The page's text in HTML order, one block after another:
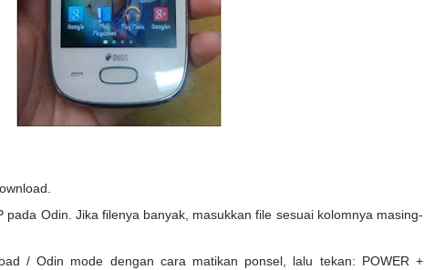
pada Odin. Jika filenya banyak, masukkan file sesuai kolomnya masing-
/ Odin mode dengan cara matikan ponsel, lalu tekan: POWER +